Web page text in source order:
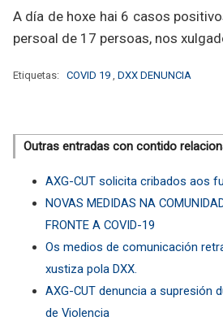
A día de hoxe hai 6 casos
persoal de 17 persoas, nos
Etiquetas: COVID 19 DXX DENUNCIA
Outras entradas con contido
AXG-CUT solicita cribados aos
NOVAS MEDIDAS NA
FRONTE A COVID-19
Os medios de comunicación
xustiza pola DXX.
AXG-CUT denuncia a supresión
de Violencia